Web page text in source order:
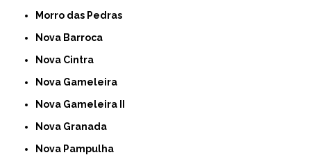
Morro das Pedras
Nova Barroca
Nova Cintra
Nova Gameleira
Nova Gameleira II
Nova Granada
Nova Pampulha